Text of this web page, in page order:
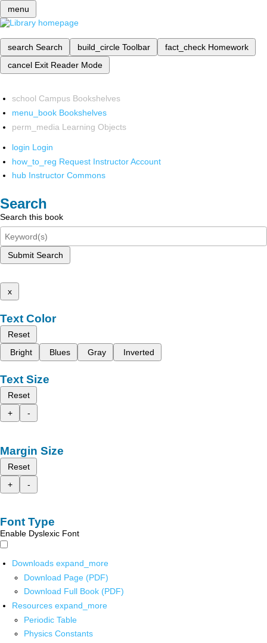
menu
search Search build_circle Toolbar fact_check Homework
cancel Exit Reader Mode
school Campus Bookshelves
menu_book Bookshelves
perm_media Learning Objects
login Login
how_to_reg Request Instructor Account
hub Instructor Commons
Search
Search this book
Submit Search
x
Text Color
Reset
Bright
Blues Gray Inverted
Text Size
Reset
+
-
Margin Size
Reset
+
-
Font Type
Enable Dyslexic Font
Downloads expand_more
Download Page (PDF)
Download Full Book (PDF)
Resources expand_more
Periodic Table
Physics Constants